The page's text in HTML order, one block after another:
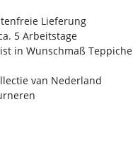
Lieferung
5 Arbeitstage
in Wunschmaß Teppiche
van Nederland